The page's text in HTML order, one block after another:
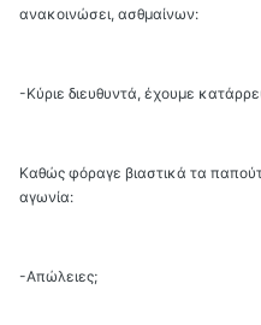
ανακοινώσει, ασθμαίνων:
-Κύριε διευθυντά, έχουμε
Καθώς φόραγε βιαστικά τα
αγωνία:
-Απώλειες;